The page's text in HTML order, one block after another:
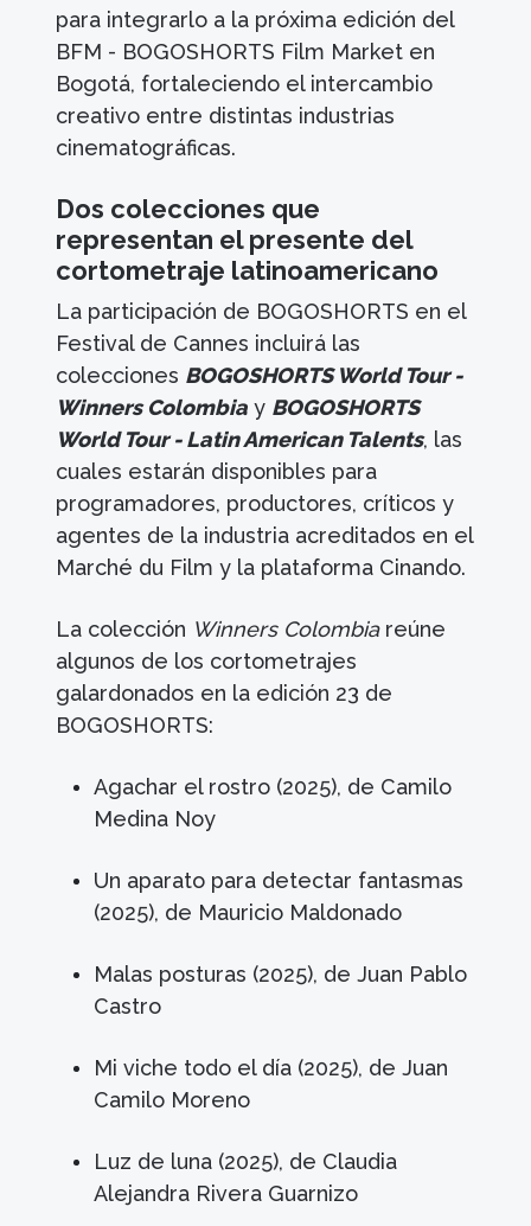
para integrarlo a la próxima edición del
BFM - BOGOSHORTS Film Market en
Bogotá, fortaleciendo el intercambio
creativo entre distintas industrias
cinematográficas.
Dos colecciones que
representan el presente del
cortometraje latinoamericano
La participación de BOGOSHORTS en el
Festival de Cannes incluirá las
colecciones BOGOSHORTS World Tour -
Winners Colombia y BOGOSHORTS
World Tour - Latin American Talents, las
cuales estarán disponibles para
programadores, productores, críticos y
agentes de la industria acreditados en el
Marché du Film y la plataforma Cinando.
La colección Winners Colombiareúne
algunos de los cortometrajes
galardonados en la edición 23 de
BOGOSHORTS:
Agachar el rostro (2025), de Camilo
Medina Noy
Un aparato para detectar fantasmas
(2025), de Mauricio Maldonado
Malas posturas (2025), de Juan Pablo
Castro
Mi viche todo el día (2025), de Juan
Camilo Moreno
Luz de luna (2025), de Claudia
Alejandra Rivera Guarnizo